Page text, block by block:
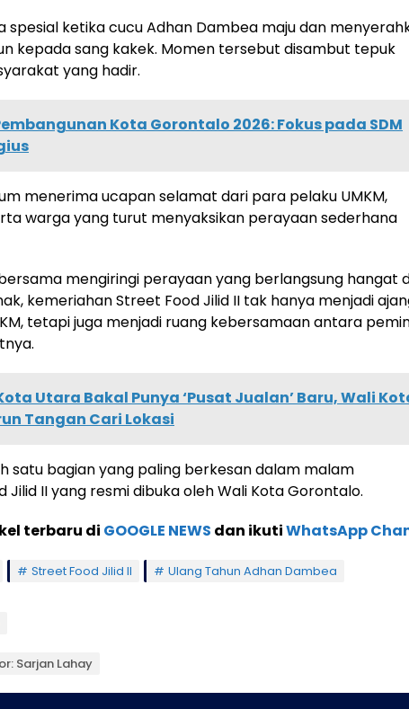
spesial ketika cucu Adhan Dambea maju dan
kepada sang kakek. Momen tersebut disambut tepuk
yang hadir.
Kota Gorontalo 2026: Fokus pada SDM
menerima ucapan selamat dari para pelaku UMKM,
warga yang turut menyaksikan perayaan sederhana
mengiringi perayaan yang berlangsung hangat
kemeriahan Street Food Jilid II tak hanya menjadi
tetapi juga menjadi ruang kebersamaan antara
Utara Bakal Punya ‘Pusat Jualan’ Baru, Wali
Tangan Cari Lokasi
satu bagian yang paling berkesan dalam malam
II yang resmi dibuka oleh Wali Kota Gorontalo.
terbaru di GOOGLE NEWS dan ikutiWhatsApp
Street Food Jilid II
Ulang Tahun Adhan Dambea
Sarjan Lahay